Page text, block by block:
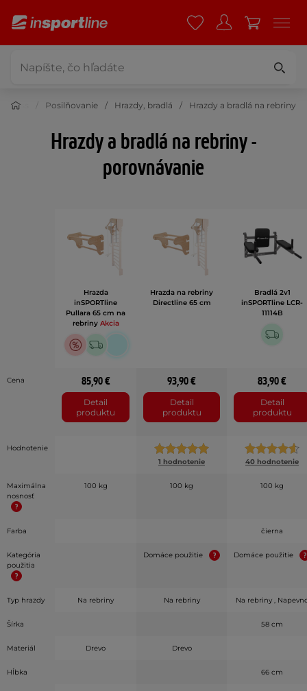
Fitness Posilňovanie Hrazdy, bradlá Hrazdy a bradlá na rebriny
Hrazdy a bradlá na rebriny -
porovnávanie
Hrazda
inSPORTline
Pullara 65 cm na
rebriny Akcia
Hrazda na rebriny
Directline 65 cm
Bradlá 2v1
inSPORTline LCR-
11114B
Cena 85,90 €
Detail
produktu
93,90 €
Detail
produktu
83,90 €
Detail
produktu
Hodnotenie
1 hodnotenie
40 hodnotenie
Maximálna
nosnosť
100 kg 100 kg 100 kg
Farba čierna
Kategória
použitia
Domáce použitie Domáce použitie
Typ hrazdy Na rebriny Na rebriny Na rebriny ,
Šírka 58 cm
Materiál Drevo Drevo
Hĺbka 66 cm